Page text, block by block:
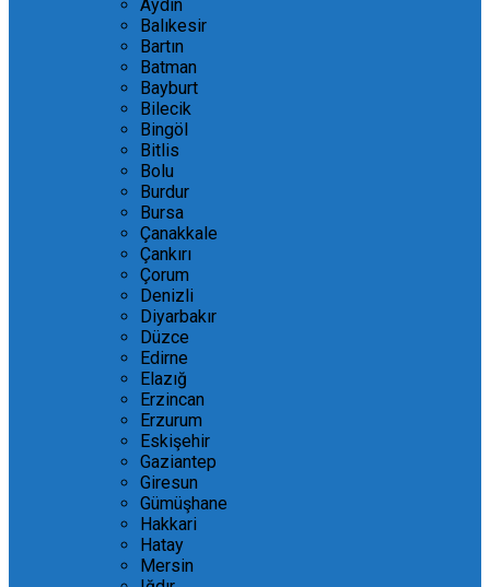
Aydın
Balıkesir
Bartın
Batman
Bayburt
Bilecik
Bingöl
Bitlis
Bolu
Burdur
Bursa
Çanakkale
Çankırı
Çorum
Denizli
Diyarbakır
Düzce
Edirne
Elazığ
Erzincan
Erzurum
Eskişehir
Gaziantep
Giresun
Gümüşhane
Hakkari
Hatay
Mersin